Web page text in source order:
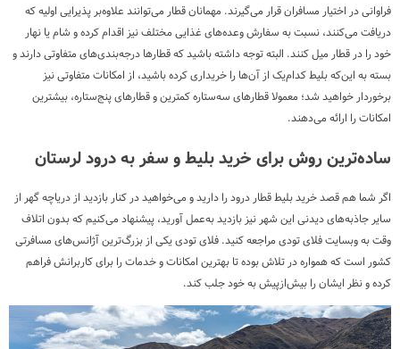
فراوانی در اختیار مسافران قرار می‌گیرند. مهمانان قطار می‌توانند علاوه‌بر پذیرایی اولیه که
دریافت می‌کنند، نسبت به سفارش وعده‌های غذایی مختلف نیز اقدام کرده و شام یا نهار
خود را در قطار میل کنند. البته توجه داشته باشید که قطارها درجه‌بندی‌های متفاوتی دارند و
بسته به این‌که بلیط کدام‌یک از آن‌ها را خریداری کرده باشید، از امکانات متفاوتی نیز
برخوردار خواهید شد؛ معمولا قطارهای سه‌ستاره کمترین و قطارهای پنج‌ستاره، بیشترین
امکانات را ارائه می‌دهند.
ساده‌ترین روش برای خرید بلیط و سفر به درود لرستان
اگر شما هم قصد خرید بلیط قطار درود را دارید و می‌خواهید در کنار بازدید از دریاچه گهر از
سایر جاذبه‌های دیدنی این شهر نیز بازدید به‌عمل آورید، پیشنهاد می‌کنیم که بدون اتلاف
وقت به وبسایت فلای تودی مراجعه کنید. فلای تودی یکی از بزرگ‌ترین آژانس‌های مسافرتی
کشور است که همواره در تلاش بوده تا بهترین امکانات و خدمات را برای کاربرانش فراهم
کرده و نظر ایشان را بیش‌ازپیش به خود جلب کند.